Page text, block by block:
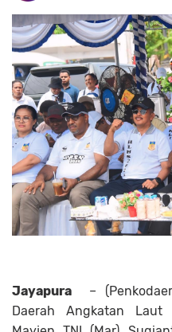
Jayapura –
Daerah Angkatan Laut